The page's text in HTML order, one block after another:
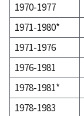
1970-1977
1971-1980*
1971-1976
1976-1981
1978-1981*
1978-1983